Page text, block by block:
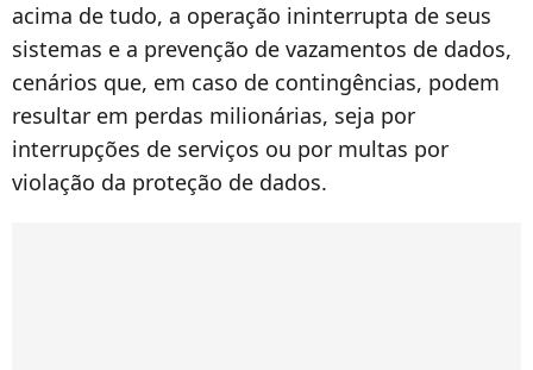
acima de tudo, a operação ininterrupta de seus
sistemas e a prevenção de vazamentos de dados,
cenários que, em caso de contingências, podem
resultar em perdas milionárias, seja por
interrupções de serviços ou por multas por
violação da proteção de dados.